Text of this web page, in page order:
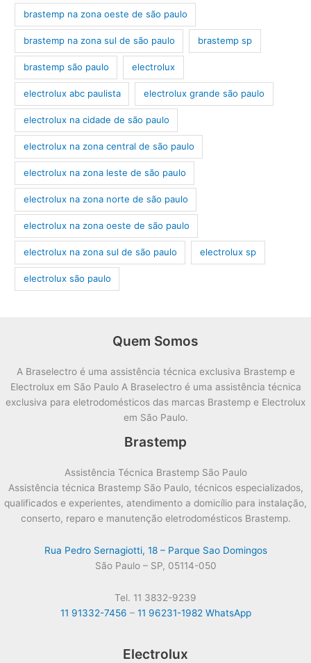
brastemp na zona oeste de são paulo
brastemp na zona sul de são paulo brastemp sp
brastemp são paulo electrolux
electrolux abc paulista electrolux grande são paulo
electrolux na cidade de são paulo
electrolux na zona central de são paulo
electrolux na zona leste de são paulo
electrolux na zona norte de são paulo
electrolux na zona oeste de são paulo
electrolux na zona sul de são paulo electrolux sp
electrolux são paulo
Quem Somos
A Braselectro é uma assistência técnica exclusiva Brastemp e
Electrolux em São Paulo A Braselectro é uma assistência técnica
exclusiva para eletrodomésticos das marcas Brastemp e Electrolux
em São Paulo.
Brastemp
Assistência Técnica Brastemp São Paulo
Assistência técnica Brastemp São Paulo, técnicos especializados,
qualificados e experientes, atendimento a domicílio para instalação,
conserto, reparo e manutenção eletrodomésticos Brastemp.
Rua Pedro Sernagiotti, 18 – Parque Sao Domingos
São Paulo – SP, 05114-050
Tel. 11 3832-9239
11 91332-7456 – 11 96231-1982 WhatsApp
Electrolux